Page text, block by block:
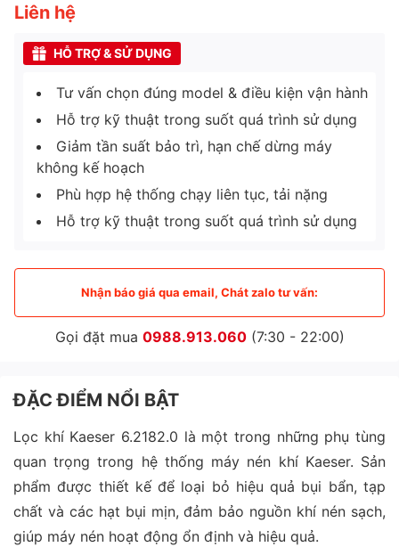
Liên hệ
HỖ TRỢ & SỬ DỤNG
Tư vấn chọn đúng model & điều kiện vận hành
Hỗ trợ kỹ thuật trong suốt quá trình sử dụng
Giảm tần suất bảo trì, hạn chế dừng máy
không kế hoạch
Phù hợp hệ thống chạy liên tục, tải nặng
Hỗ trợ kỹ thuật trong suốt quá trình sử dụng
Nhận báo giá qua email, Chát zalo tư vấn:
Gọi đặt mua 0988.913.060(7:30 - 22:00)
ĐẶC ĐIỂM NỔI BẬT
Lọc khí Kaeser 6.2182.0 là một trong những phụ tùng
quan trọng trong hệ thống máy nén khí Kaeser. Sản
phẩm được thiết kế để loại bỏ hiệu quả bụi bẩn, tạp
chất và các hạt bụi mịn, đảm bảo nguồn khí nén sạch,
giúp máy nén hoạt động ổn định và hiệu quả.